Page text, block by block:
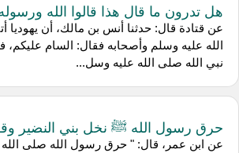
هل تدرون ما قال هذا قالوا الله
عن قتادة قال: حدثنا أنس بن مالك، أن
الله عليه وسلم وأصحابه فقال: السام عليكم،
نبي الله صلى الله عليه وسل...
حرق رسول الله ﷺ نخل بني النضير
عن ابن عمر، قال: " حرق رسول الله صلى